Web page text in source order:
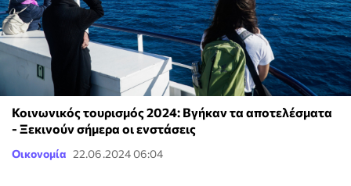
Κοινωνικός τουρισμός 2024: Βγήκαν τα αποτελέσματα
- Ξεκινούν σήμερα οι ενστάσεις
Οικονομία 22.06.2024 06:04